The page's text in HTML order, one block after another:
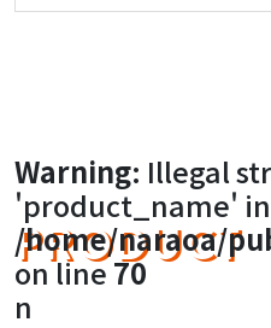
PRODUCT
Warning
: Illegal string
/home/naraoa/
on
Warning: Illegal string
/home/naraoa/
Warning: Illegal
'product_name' in
/home/naraoa/
on line70
n